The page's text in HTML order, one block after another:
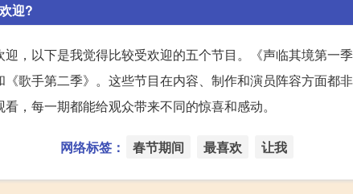
迎?
，以下是我觉得比较受欢迎的五个节目。《声临其境第一
歌手第二季》。这些节目在内容、制作和演员阵容方面都
，每一期都能给观众带来不同的惊喜和感动。
网络标签： 春节期间 最喜欢 让我